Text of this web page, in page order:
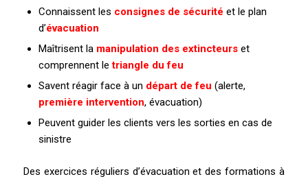
Connaissent les consignes de sécurité et le plan
d’évacuation
Maîtrisent la manipulation des extincteurset
comprennent letriangle du feu
Savent réagir face à un départ de feu (alerte,
première intervention, évacuation)
Peuvent guider les clients vers les sorties en cas de
sinistre
Des exercices réguliers d’évacuation et des formations à